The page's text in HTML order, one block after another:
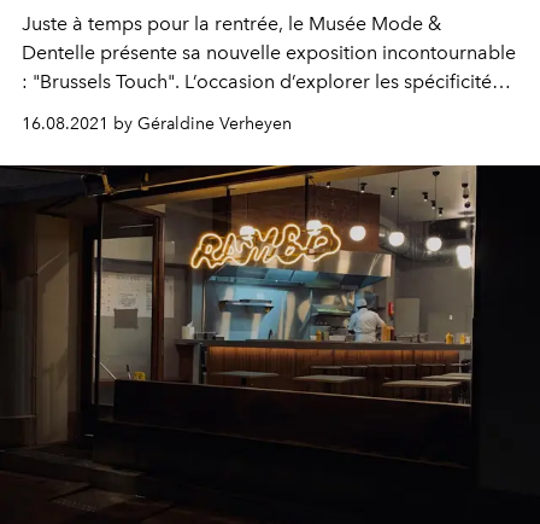
Juste à temps pour la rentrée, le Musée Mode &
Dentelle présente sa nouvelle exposition incontournable
: "Brussels Touch". L’occasion d’explorer les spécificités
16.08.2021 by Géraldine Verheyen